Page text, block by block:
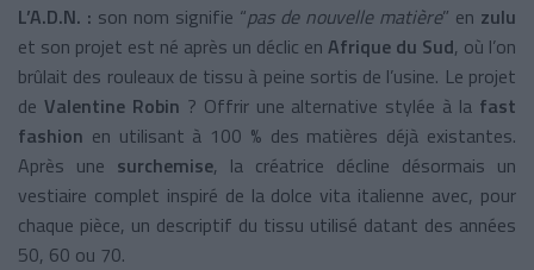
L’A.D.N. : son nom signifie “pas de nouvelle matière” en zulu
et son projet est né après un déclic en Afrique du Sud, où l’on
brûlait des rouleaux de tissu à peine sortis de l’usine. Le projet
de Valentine Robin ? Offrir une alternative stylée à la fast
fashion en utilisant à 100 % des matières déjà existantes.
Après une surchemise, la créatrice décline désormais un
vestiaire complet inspiré de la dolce vita italienne avec, pour
chaque pièce, un descriptif du tissu utilisé datant des années
50, 60 ou 70.